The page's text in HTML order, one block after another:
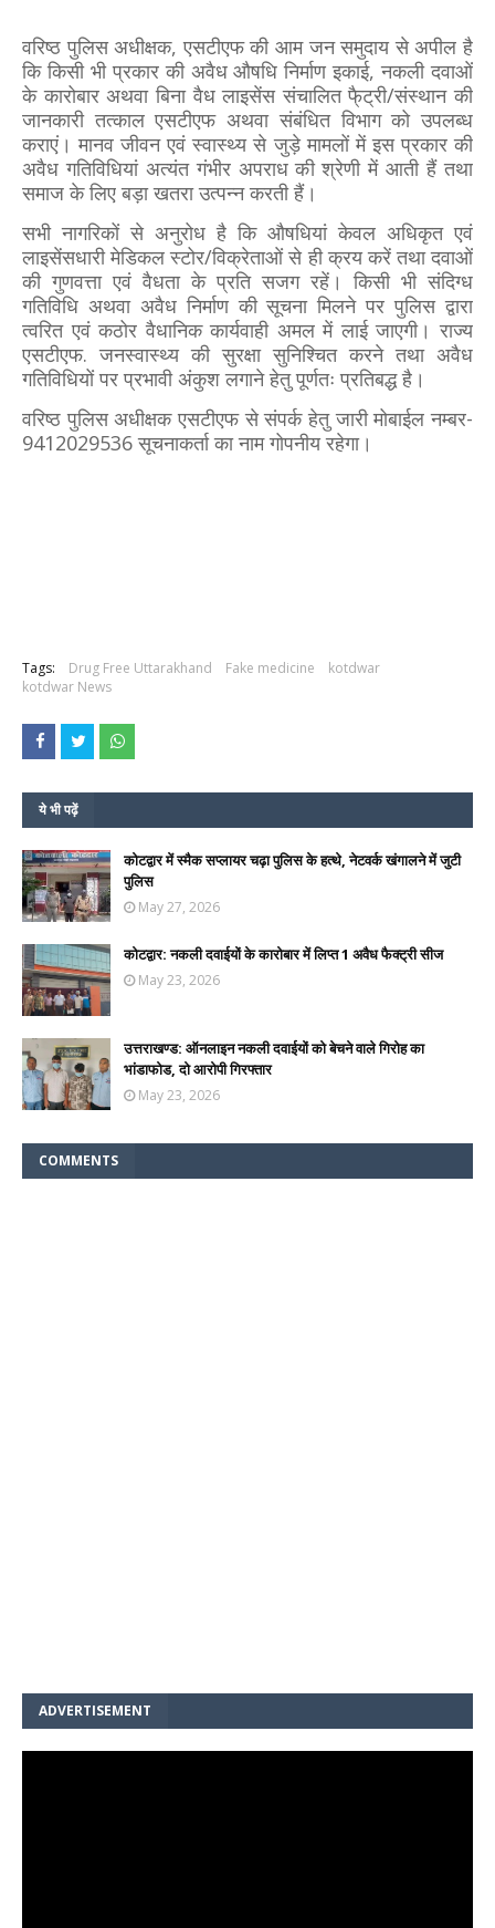
वरिष्ठ पुलिस अधीक्षक, एसटीएफ की आम जन समुदाय से अपील है
कि किसी भी प्रकार की अवैध औषधि निर्माण इकाई, नकली दवाओं
के कारोबार अथवा बिना वैध लाइसेंस संचालित फै्ट्री/संस्थान की
जानकारी तत्काल एसटीएफ अथवा संबंधित विभाग को उपलब्ध
कराएं। मानव जीवन एवं स्वास्थ्य से जुड़े मामलों में इस प्रकार की
अवैध गतिविधियां अत्यंत गंभीर अपराध की श्रेणी में आती हैं तथा
समाज के लिए बड़ा खतरा उत्पन्न करती हैं।
सभी नागरिकों से अनुरोध है कि औषधियां केवल अधिकृत एवं
लाइसेंसधारी मेडिकल स्टोर/विक्रेताओं से ही क्रय करें तथा दवाओं
की गुणवत्ता एवं वैधता के प्रति सजग रहें। किसी भी संदिग्ध
गतिविधि अथवा अवैध निर्माण की सूचना मिलने पर पुलिस द्वारा
त्वरित एवं कठोर वैधानिक कार्यवाही अमल में लाई जाएगी। राज्य
एसटीएफ. जनस्वास्थ्य की सुरक्षा सुनिश्चित करने तथा अवैध
गतिविधियों पर प्रभावी अंकुश लगाने हेतु पूर्णतः प्रतिबद्ध है।
वरिष्ठ पुलिस अधीक्षक एसटीएफ से संपर्क हेतु जारी मोबाईल नम्बर-
9412029536 सूचनाकर्ता का नाम गोपनीय रहेगा।
Tags: Drug Free Uttarakhand Fake medicine
kotdwar
kotdwar News
ये भी पढ़ें
कोटद्वार में स्मैक सप्लायर चढ़ा पुलिस के हत्थे, नेटवर्क खंगालने में जुटी
पुलिस
May 27, 2026
कोटद्वार: नकली दवाईयों के कारोबार में लिप्त 1 अवैध फैक्ट्री सीज
May 23, 2026
उत्तराखण्ड: ऑनलाइन नकली दवाईयों को बेचने वाले गिरोह का
भांडाफोड, दो आरोपी गिरफ्तार
May 23, 2026
COMMENTS
ADVERTISEMENT